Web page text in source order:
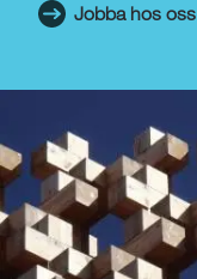
Jobba hos oss